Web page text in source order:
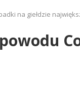
na giełdzie